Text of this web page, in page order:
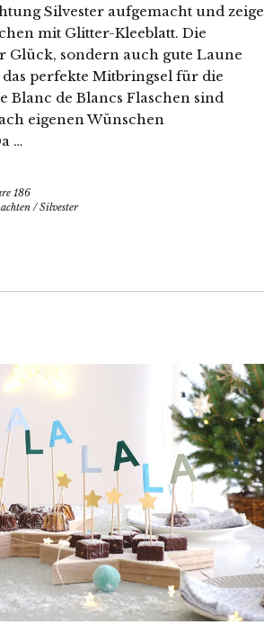
Silvester aufgemacht und zeige
mit Glitter-Kleeblatt. Die
Glück, sondern auch gute Laune
perfekte Mitbringsel für die
Blanc de Blancs Flaschen sind
eigenen Wünschen
…
186
/Silvester